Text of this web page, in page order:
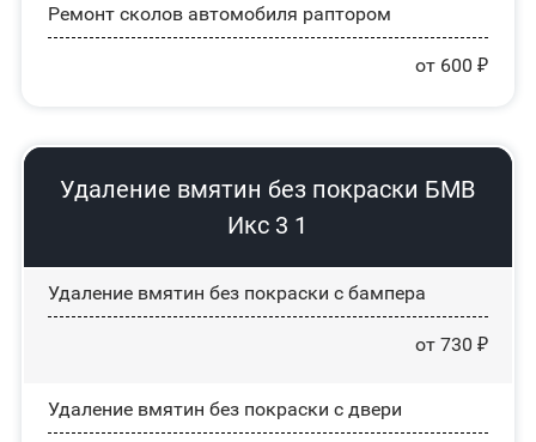
Ремонт сколов автомобиля раптором
от 600 ₽
Удаление вмятин без покраски БМВ
Икс 3 1
Удаление вмятин без покраски с бампера
от 730 ₽
Удаление вмятин без покраски с двери